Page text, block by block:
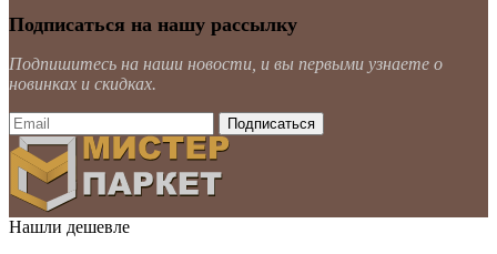
Подписаться на нашу рассылку
Подпишитесь на наши новости, и вы первыми узнаете о
новинках и скидках.
Нашли дешевле